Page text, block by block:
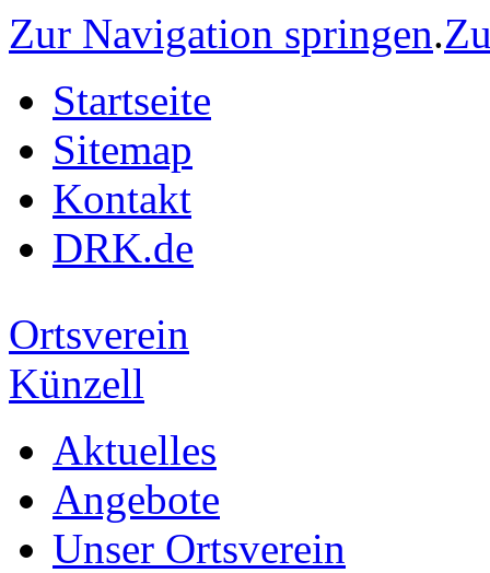
Zur Navigation springen.
Startseite
Sitemap
Kontakt
DRK.de
Ortsverein
Künzell
Aktuelles
Angebote
Unser Ortsverein